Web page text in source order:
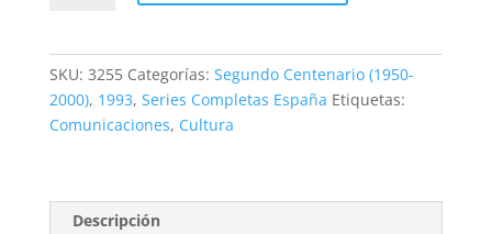
Telecomunicaciones.
SKU: 3255 Categorías: Segundo Centenario (1950-
2000), 1993, Series Completas España Etiquetas:
Comunicaciones, Cultura
Descripción